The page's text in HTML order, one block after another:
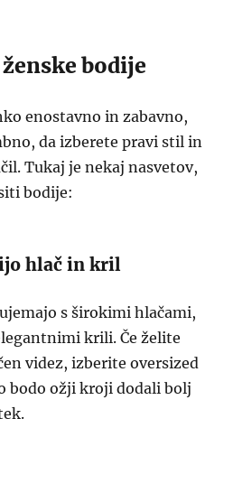
bodije
enostavno in zabavno,
da izberete pravi stil in
Tukaj je nekaj nasvetov,
bodije:
hlač in kril
s širokimi hlačami,
krili. Če želite
videz, izberite oversized
bodo ožji kroji dodali bolj